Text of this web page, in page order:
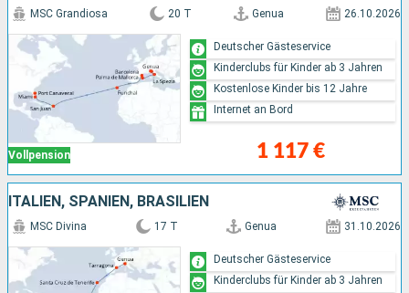
Vollpension
MSC Grandiosa 20 T Genua 26.10.2026
1 117 €
Deutscher Gästeservice
Kinderclubs für Kinder ab 3 Jahren
Kostenlose Kinder bis 12 Jahre
Internet an Bord
ITALIEN, SPANIEN, BRASILIEN
MSC Divina 17 T Genua 31.10.2026
Deutscher Gästeservice
Kinderclubs für Kinder ab 3 Jahren